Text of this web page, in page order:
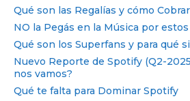
Qué son las Regalías y cómo
NO la Pegás en la Música por
Qué son los Superfans y para qué
Nuevo Reporte de Spotify (Q2-
nos vamos?
Qué te falta para Dominar Spotify